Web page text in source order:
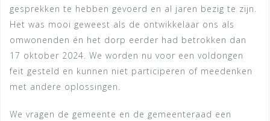
gesprekken te hebben gevoerd en al jaren bezig te zijn.
Het was mooi geweest als de ontwikkelaar ons als
omwonenden én het dorp eerder had betrokken dan
17 oktober 2024. We worden nu voor een voldongen
feit gesteld en kunnen niet participeren of meedenken
met andere oplossingen.
We vragen de gemeente en de gemeenteraad een